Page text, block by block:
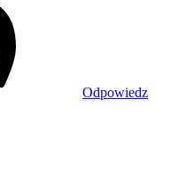
Odpowiedz